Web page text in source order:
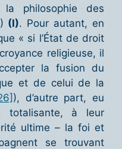
la philosophie des
) (I). Pour autant, en
« si l’État de droit
religieuse, il
la fusion du
et de celui de la
), d’autre part, eu
totalisante, à leur
ultime – la foi et
se trouvant